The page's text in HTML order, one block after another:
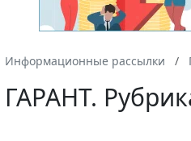
Информационные рассылки
ГАРАНТ.